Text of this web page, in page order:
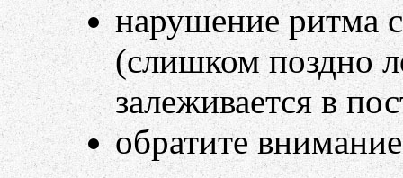
нарушение ритма
(слишком поздно
залеживается в
обратите